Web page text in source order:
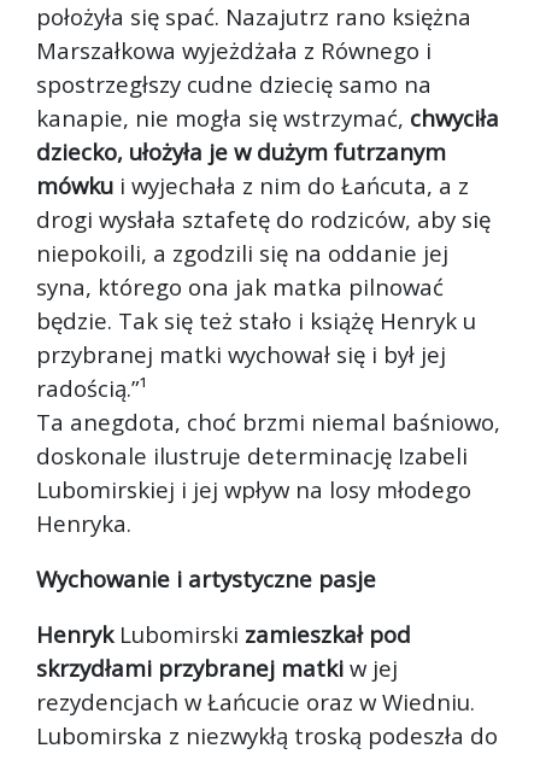
położyła się spać. Nazajutrz rano księżna
Marszałkowa wyjeżdżała z Równego i
spostrzegłszy cudne dziecię samo na
kanapie, nie mogła się wstrzymać, chwyciła
dziecko, ułożyła je w dużym futrzanym
mówku i wyjechała z nim do Łańcuta, a z
drogi wysłała sztafetę do rodziców, aby się
niepokoili, a zgodzili się na oddanie jej
syna, którego ona jak matka pilnować
będzie. Tak się też stało i książę Henryk u
przybranej matki wychował się i był jej
radością.”¹
Ta anegdota, choć brzmi niemal baśniowo,
doskonale ilustruje determinację Izabeli
Lubomirskiej i jej wpływ na losy młodego
Henryka.
Wychowanie i artystyczne pasje
HenrykLubomirski zamieszkał pod
skrzydłami przybranej matki w jej
rezydencjach w Łańcucie oraz w Wiedniu.
Lubomirska z niezwykłą troską podeszła do